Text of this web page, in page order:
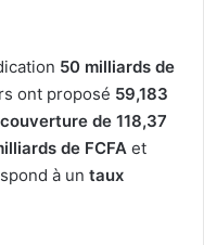
50 milliards de
ont proposé 59,183
de 118,37
de FCFA et
à un taux